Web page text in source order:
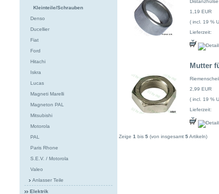
Kleinteile/Schrauben
Denso
Ducellier
Fiat
Ford
Hitachi
Iskra
Lucas
Magneti Marelli
Magneton PAL
Mitsubishi
Motorola
PAL
Paris Rhone
S.E.V. / Motorola
Valeo
Anlasser Teile
Elektrik
1,19 EUR
( incl. 19 %
Lieferzeit:
Mutter
2,99 EUR
( incl. 19 %
Lieferzeit:
Zeige 1 bis 5 (von insgesamt 5Artikeln)